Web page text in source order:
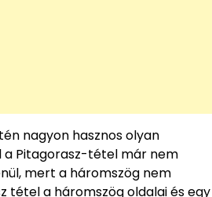
nagyon hasznos olyan
a Pitagorasz-tétel már nem
mert a háromszög nem
tétel a háromszög oldalai és egy